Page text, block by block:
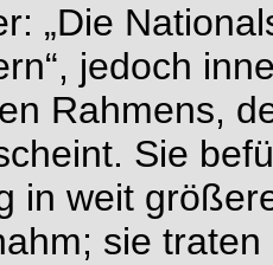
„Die
jedoch
Rahmens,
Sie
in weit
sie